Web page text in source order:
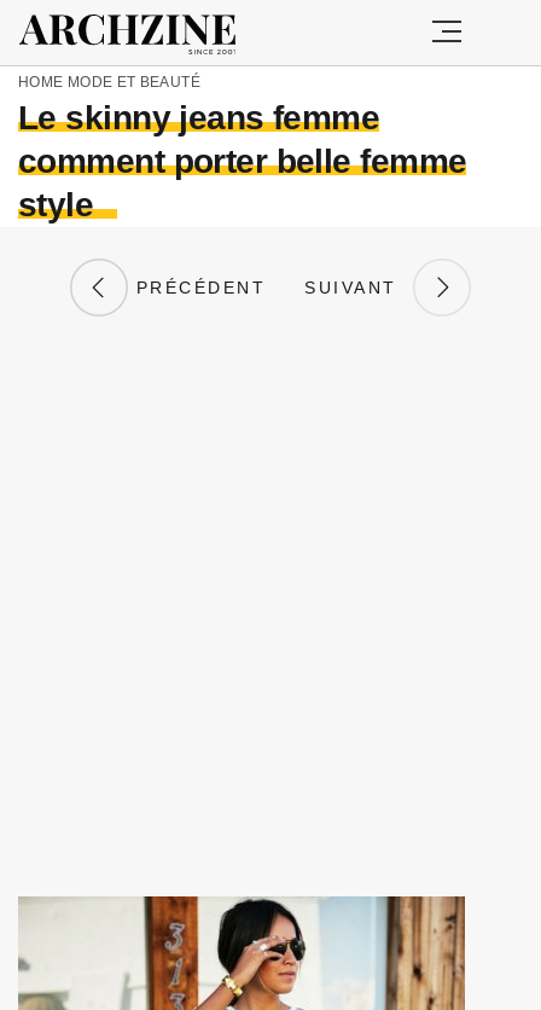
HOME MODE ET BEAUTÉ
Le skinny jeans femme
comment porter belle femme
style
PRÉCÉDENT SUIVANT